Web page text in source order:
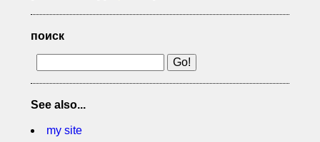
поиск
See also...
my site